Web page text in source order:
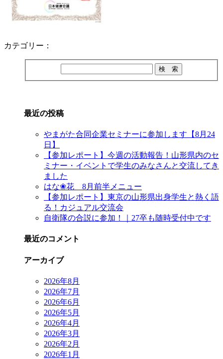
カテゴリー：
最近の投稿
やまがた合同企業セミナーに参加します【8月24
日】
【参加レポート】今週の活動報告！山形県内のセ
ミナー・イベントで学生のみなさんと交流してき
ました
はな❀花 8月前半メニュー
【参加レポート】東京の山形県出身学生と熱く語
る！カジュアル交流会
自衛隊の合説に参加！｜27卒も随時受付中です
最近のコメント
アーカイブ
2026年8月
2026年7月
2026年6月
2026年5月
2026年4月
2026年3月
2026年2月
2026年1月